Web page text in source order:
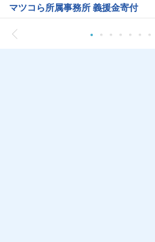
マツコら所属事務所 義援金寄付